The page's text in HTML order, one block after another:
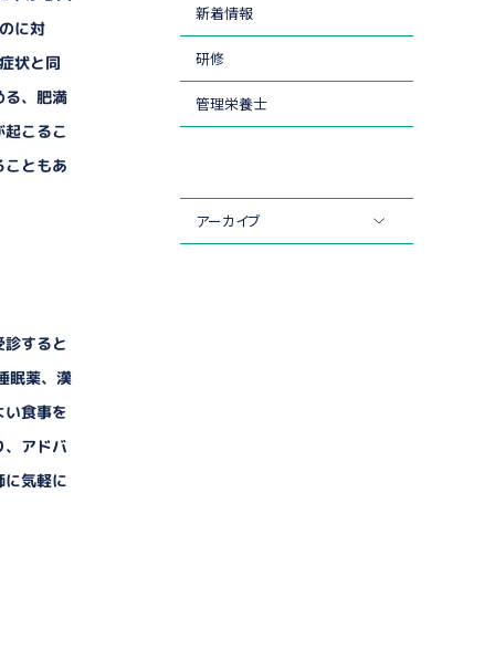
に対
状と同
る、肥満
こるこ
ともあ
すると
眠薬、漢
食事を
アドバ
気軽に
新着情報
研修
管理栄養士
アーカイブ